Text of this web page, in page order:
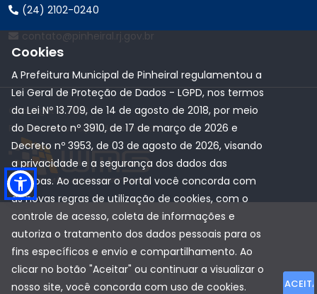
(24) 2102-0240
contato@pinheiral.rj.gov.br
Copyright © 2022
Prefeitura Municipal de Pinheiral
Cookies
A Prefeitura Municipal de Pinheiral regulamentou a
Lei Geral de Proteção de Dados - LGPD, nos termos
da Lei Nº 13.709, de 14 de agosto de 2018, por meio
do Decreto nº 3910, de 17 de março de 2026 e
Decreto nº 3953, de 03 de agosto de 2026, visando
a privacidade e a segurança dos dados das
pessoas. Ao acessar o Portal você concorda com
as novas regras de utilização de cookies, com o
controle de acesso, coleta de informações e
autoriza o tratamento dos dados pessoais para os
fins específicos e envio e compartilhamento. Ao
clicar no botão "Aceitar" ou continuar a visualizar o
nosso site, você concorda com uso de cookies.